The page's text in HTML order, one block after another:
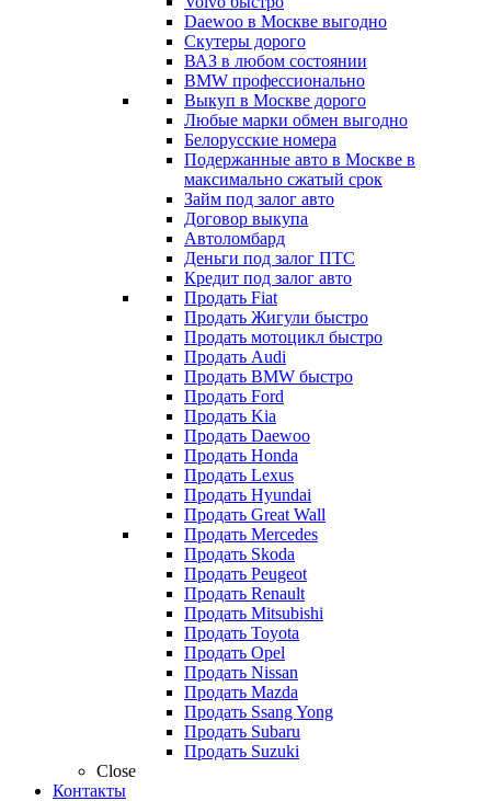
Daewoo в Москве выгодно
Скутеры дорого
ВАЗ в любом состоянии
BMW профессионально
Выкуп в Москве дорого
Любые марки обмен выгодно
Белорусские номера
Подержанные авто в Москве в
максимально сжатый срок
Займ под залог авто
Договор выкупа
Автоломбард
Деньги под залог ПТС
Кредит под залог авто
Продать Fiat
Продать Жигули быстро
Продать мотоцикл быстро
Продать Audi
Продать BMW быстро
Продать Ford
Продать Kia
Продать Daewoo
Продать Honda
Продать Lexus
Продать Hyundai
Продать Great Wall
Продать Mercedes
Продать Skoda
Продать Peugeot
Продать Renault
Продать Mitsubishi
Продать Toyota
Продать Opel
Продать Nissan
Продать Mazda
Продать Ssang Yong
Продать Subaru
Продать Suzuki
Close
Контакты